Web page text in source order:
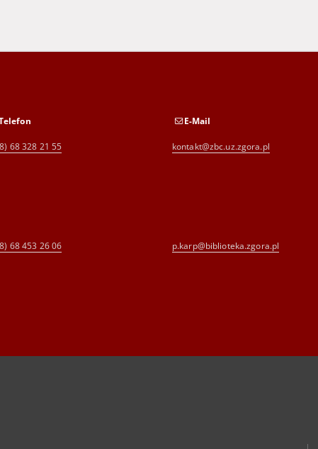
68 328 21 55
E-Mail
kontakt@zbc.uz.zgora.pl
68 453 26 06 p.karp@biblioteka.zgora.pl